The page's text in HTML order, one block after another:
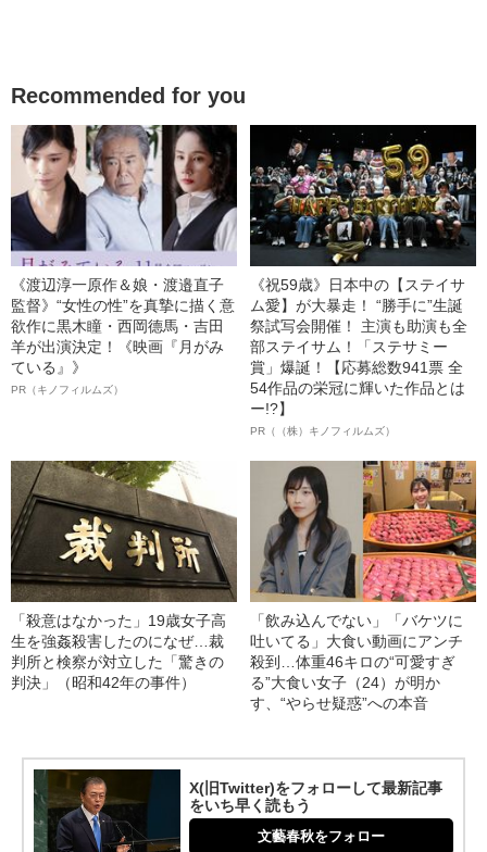
Recommended for you
《渡辺淳一原作＆娘・渡邉直子
監督》“女性の性”を真摯に描く意
欲作に黒木瞳・西岡德馬・吉田
羊が出演決定！《映画『月がみ
ている』》
PR（キノフィルムズ）
《祝59歳》日本中の【ステイサ
ム愛】が大暴走！ “勝手に”生誕
祭試写会開催！ 主演も助演も全
部ステイサム！「ステサミー
賞」爆誕！【応募総数941票 全
54作品の栄冠に輝いた作品とは
ー!?】
PR（（株）キノフィルムズ）
「殺意はなかった」19歳女子高
生を強姦殺害したのになぜ…裁
判所と検察が対立した「驚きの
判決」（昭和42年の事件）
「飲み込んでない」「バケツに
吐いてる」大食い動画にアンチ
殺到…体重46キロの“可愛すぎ
る”大食い女子（24）が明か
す、“やらせ疑惑”への本音
X(旧Twitter)をフォローして最新記事
をいち早く読もう
文藝春秋をフォロー